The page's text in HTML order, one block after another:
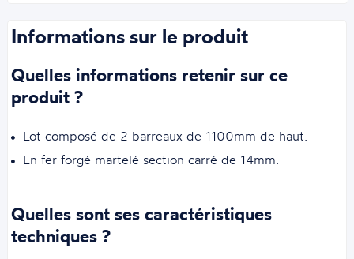
Informations sur le produit
Quelles informations retenir sur ce
produit ?
Lot composé de 2 barreaux de 1100mm de haut.
En fer forgé martelé section carré de 14mm.
Quelles sont ses caractéristiques
techniques ?